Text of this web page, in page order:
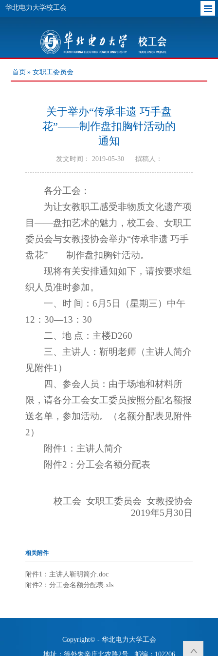
华北电力大学校工会
首页 » 女职工委员会
关于举办“传承非遗 巧手盘
花”——制作盘扣胸针活动的
通知
发文时间： 2019-05-30 撰稿人：
各分工会：
为让女教职工感受非物质文化遗产项
目——盘扣艺术的魅力，校工会、女职工
委员会与女教授协会举办“传承非遗 巧手
盘花”——制作盘扣胸针活动。
现将有关安排通知如下，请按要求组
织人员准时参加。
一、时 间：6月5日（星期三）中午
12：30—13：30
二、地 点：主楼D260
三、主讲人：靳明老师（主讲人简介
见附件1）
四、参会人员：由于场地和材料所
限，请各分工会女工委员按照分配名额报
送名单，参加活动。（名额分配表见附件
2）
附件1：主讲人简介
附件2：分工会名额分配表
校工会 女职工委员会 女教授协会
2019年5月30日
相关附件
附件1：主讲人靳明简介.doc
附件2：分工会名额分配表.xls
Copyright© - 华北电力大学工会
地址：德外朱辛庄北农路2号 邮编：102206